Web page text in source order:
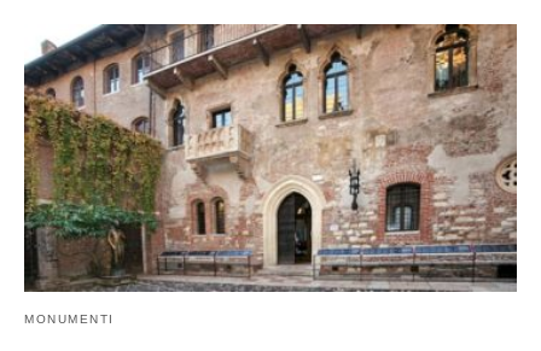
MONUMENTI